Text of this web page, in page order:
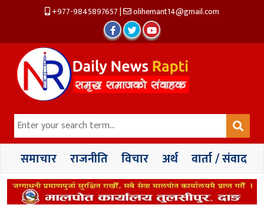
+977-9845897657| olihemant14@gmail.com
समाचार राजनीति विचार अर्थ वार्ता / संवाद